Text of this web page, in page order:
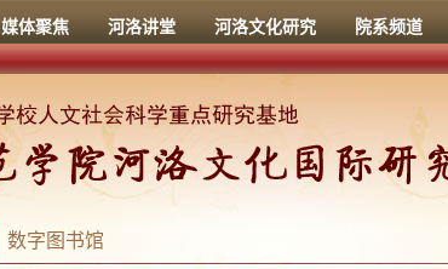
媒体聚焦 河洛讲堂 河洛文化研究 院系频道
数字图书馆